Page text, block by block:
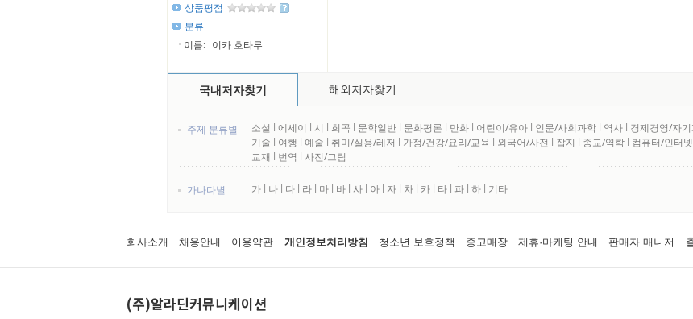
상품평점
분류
이름: 이카 호타루
국내저자찾기 해외저자찾기
주제 분류별 소설 l 에세이 l 시 l 희곡 l 문학일반 l 문화평론 l 만화 l 어린이/유아 l 인문/사회과학 l 역사 l 경제경영/자
기술 l 여행 l 예술 l 취미/실용/레저 l 가정/건강/요리/교육 l 외국어/사전 l 잡지 l 종교/역학 l 컴퓨터/인터넷
교재 l 번역 l 사진/그림
가나다별 가 l 나 l 다 l 라 l 마 l 바 l 사 l 아 l 자 l 차 l 카 l 타 l 파 l 하 l 기타
회사소개 채용안내 이용약관 개인정보처리방침 청소년 보호정책 중고매장 제휴·마케팅 안내 판매자 매니저
(주)알라딘커뮤니케이션